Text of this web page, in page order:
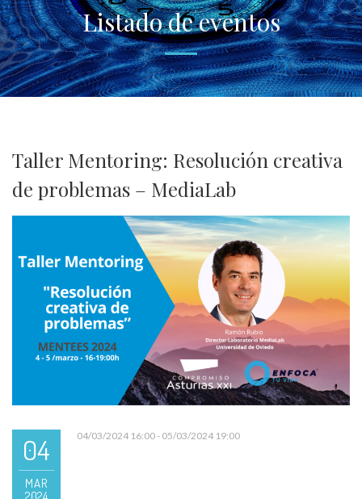
Listado de eventos
Taller Mentoring: Resolución creativa
de problemas – MediaLab
04
MAR
04/03/2024 16:00 - 05/03/2024 19:00